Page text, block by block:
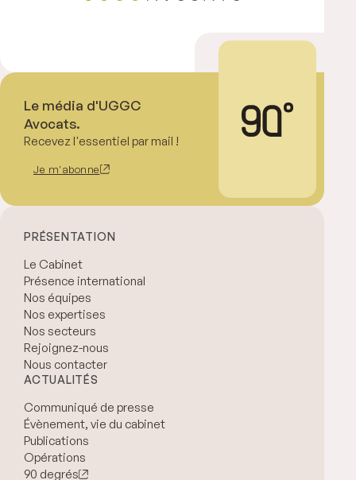
Le média d'UGGC
Avocats.
Recevez l'essentiel par mail !
Je m'abonne
PRÉSENTATION
Le Cabinet
Présence international
Nos équipes
Nos expertises
Nos secteurs
Rejoignez-nous
Nous contacter
ACTUALITÉS
Communiqué de presse
Évènement, vie du cabinet
Publications
Opérations
90 degrés